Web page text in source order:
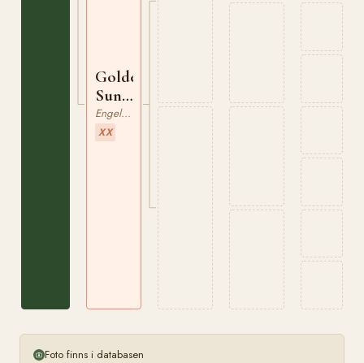
Golden
Sunset
xx
Engelskt Fullblod
XX
Foto finns i databasen